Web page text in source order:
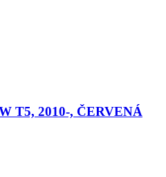
T5, 2010-, ČERVENÁ